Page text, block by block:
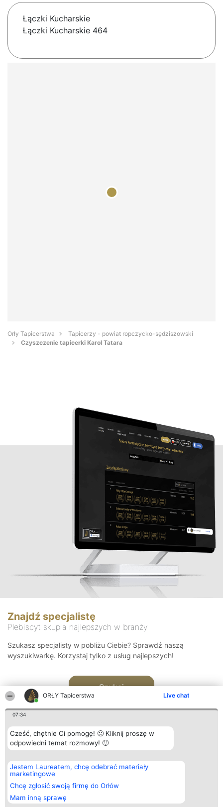
ORŁY Tapicerstwa Live chat
07:34
Cześć, chętnie Ci pomogę! 🙂 Kliknij proszę w
odpowiedni temat rozmowy! 🙂
Jestem Laureatem, chcę odebrać materiały
marketingowe
Chcę zgłosić swoją firmę do Orłów
Mam inną sprawę
Łączki Kucharskie
Łączki Kucharskie 464
Orły Tapicerstwa
Tapicerzy - powiat ropczycko-sędziszowski
Czyszczenie tapicerki Karol Tatara
Znajdź specjalistę
Plebiscyt skupia najlepszych w branży
Szukasz specjalisty w pobliżu Ciebie? Sprawdź naszą
wyszukiwarkę. Korzystaj tylko z usług najlepszych!
Szukaj
Organizator plebiscytu
Bright Side Solutions sp. z o.
o. sp. k.
ul. Ruska 22
Wrocław 50-079
KRS 0000749100 | Regon
381313360 | NIP 8943132676
Plebiscyt
Laureaci
wszystkich
Laureatów
Regulamin
Kontakt
Kontakt